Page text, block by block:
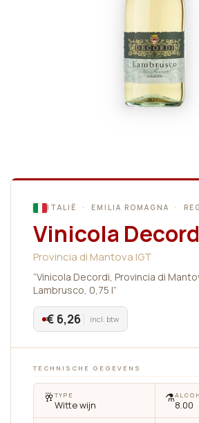
ITALIË · EMILIA ROMAGNA ·
Vinicola
Provincia di Mantova IGT
“Vinicola Decordi, Provincia di
Lambrusco, 0,75 l”
€ 6,26 incl. btw
TECHNISCHE GEGEVENS
🥂 TYPE
Witte wijn ⚗️8.00